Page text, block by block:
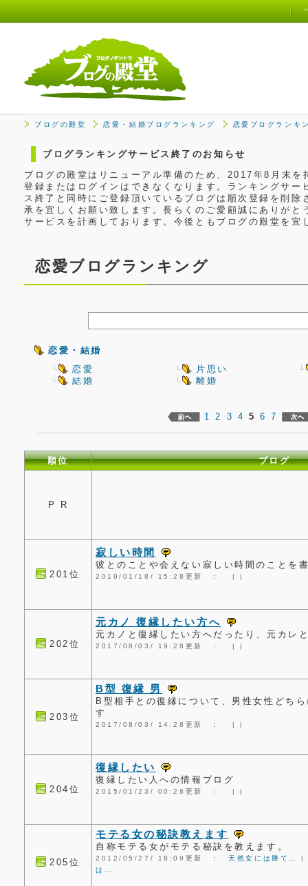
ブログの殿堂 恋愛・結婚ブログランキング 恋愛ブログランキ
ブログランキングサービス終了のお知らせ
ブログの殿堂はリニューアル準備のため、2017年8月末
登録またはログインはできなくなります。ランキングサ
ス終了と同時にご登録頂いているブログは順次登録を削
承を宜しくお願い致します。長らくのご愛顧誠にありが
サービスを計画しております。今後ともブログの殿堂を宜
恋愛ブログランキング
恋愛・結婚
恋愛
片思い
結婚
離婚
1 2 3 4 5 6 7
順位 ブログ
P R
201位
寂しい時間
彼とのことや会えない寂しい時間のことを
2019/01/18/ 15:28更新 ： | |
202位
元カノ 復縁したい方へ
元カノと復縁したい方へだったり、元カレ
2017/08/03/ 19:28更新 ： | |
203位
B型 復縁 男
B型相手との復縁について、男性女性どち
す
2017/08/03/ 14:28更新 ： | |
204位
復縁したい
復縁したい人への情報ブログ
2015/01/23/ 00:28更新 ： | |
205位
モテる女の秘訣教えます
自称モテる女がモテる秘訣を教えます。
2012/05/27/ 18:09更新 ：天然女には勝て…
は…